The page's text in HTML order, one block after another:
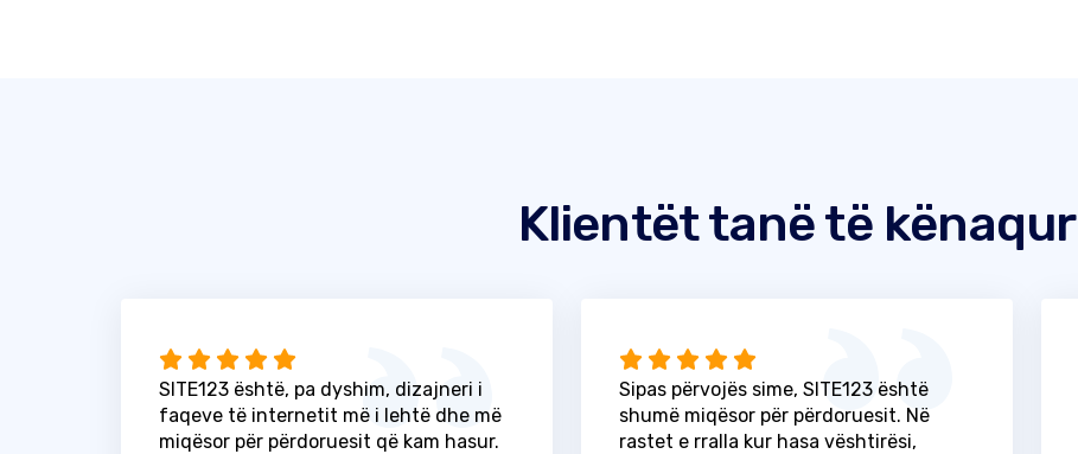
Klientët tanë të kënaqur
SITE123 është, pa dyshim, dizajneri i
faqeve të internetit më i lehtë dhe më
miqësor për përdoruesit që kam hasur.
Sipas përvojës sime, SITE123 është
shumë miqësor për përdoruesit. Në
rastet e rralla kur hasa vështirësi,